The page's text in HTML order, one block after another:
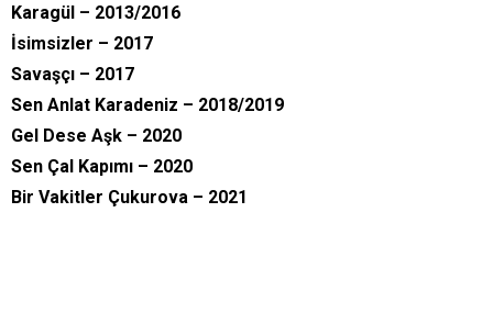
Karagül – 2013/2016
İsimsizler – 2017
Savaşçı – 2017
Sen Anlat Karadeniz – 2018/2019
Gel Dese Aşk – 2020
Sen Çal Kapımı – 2020
Bir Vakitler Çukurova – 2021